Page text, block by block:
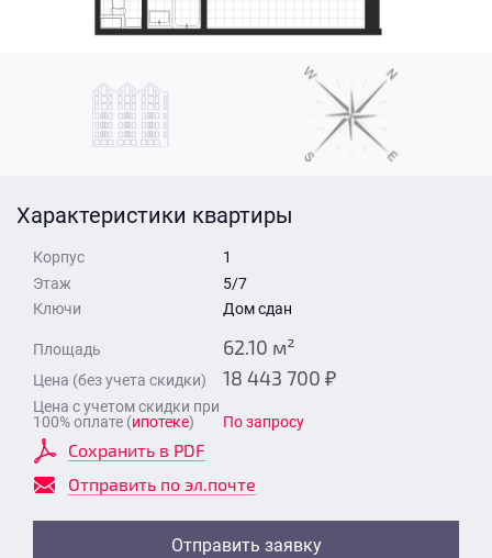
Характеристики квартиры
Корпус
1
Этаж
5/7
Ключи
Дом сдан
Площадь 62.10 м²
Цена (без учета скидки) 18 443 700 ₽
Цена с учетом скидки при
100% оплате (ипотеке) По запросу
Сохранить в PDF
Отправить по эл.почте
Отправить заявку
Стоимость квартиры
Свои средства
Время для звонка
Отправить
Время для звонка
Отправить